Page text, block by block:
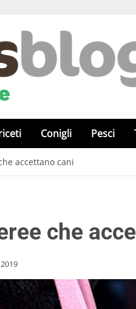
Conigli Pesci
accettano cani
che